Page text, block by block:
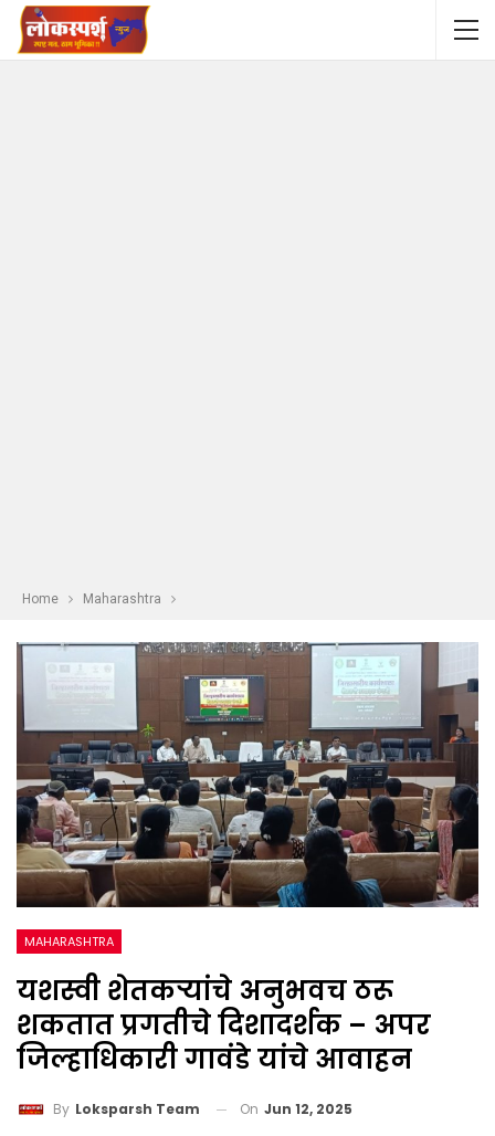
Home Maharashtra
MAHARASHTRA
यशस्वी शेतकऱ्यांचे अनुभवच ठरू
शकतात प्रगतीचे दिशादर्शक – अपर
जिल्हाधिकारी गावंडे यांचे आवाहन
By Loksparsh Team On Jun 12, 2025